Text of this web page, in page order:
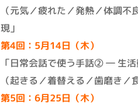
（元気／疲れた／発熱／体調
現」
第4回：5月14日（木）
「日常会話で使う手話② ― 生活
（起きる／着替える／歯磨き
第5回：6月25日（木）